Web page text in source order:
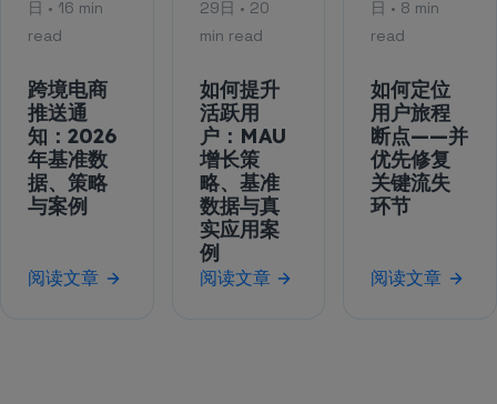
日 • 16 min
read
跨境电商
推送通
知：2026
年基准数
据、策略
与案例
阅读文章
29日 • 20
min read
如何提升
活跃用
户：MAU
增长策
略、基准
数据与真
实应用案
例
阅读文章
日 • 8 min
read
如何定位
用户旅程
断点——并
优先修复
关键流失
环节
阅读文章